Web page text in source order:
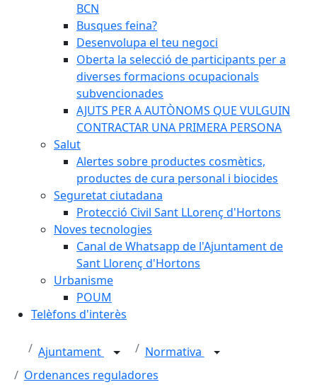
BCN
Busques feina?
Desenvolupa el teu negoci
Oberta la selecció de participants per a
diverses formacions ocupacionals
subvencionades
AJUTS PER A AUTÒNOMS QUE VULGUIN
CONTRACTAR UNA PRIMERA PERSONA
Salut
Alertes sobre productes cosmètics,
productes de cura personal i biocides
Seguretat ciutadana
Protecció Civil Sant LLorenç d'Hortons
Noves tecnologies
Canal de Whatsapp de l'Ajuntament de
Sant Llorenç d'Hortons
Urbanisme
POUM
Telèfons d'interès
Ajuntament
Normativa
Ordenances reguladores